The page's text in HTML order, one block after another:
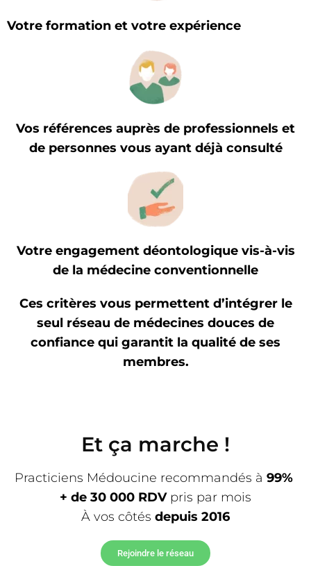
Votre formation et votre expérience
Vos références auprès de professionnels et
de personnes vous ayant déjà consulté
Votre engagement déontologique vis-à-vis
de la médecine conventionnelle
Ces critères vous permettent d’intégrer le
seul réseau de médecines douces de
confiance qui garantit la qualité de ses
membres.
Et ça marche !
Practiciens Médoucine recommandés à 99%
+ de 30 000 RDVpris par mois
À vos côtés depuis 2016
Rejoindre le réseau